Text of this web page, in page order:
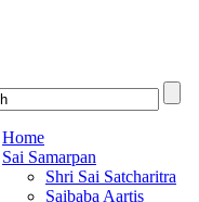
Home
Sai Samarpan
Shri Sai Satcharitra
Saibaba Aartis